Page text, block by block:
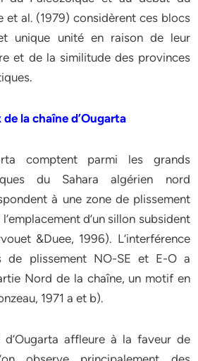
et al. (1979) considèrent ces blocs
unique unité en raison de leur
et de la similitude des provinces
la chaîne d’Ougarta
comptent parmi les grands
du Sahara algérien nord
à une zone de plissement
d’un sillon subsident
&Duee, 1996). L’interférence
de plissement NO-SE et E-O a
Nord de la chaîne, un motif en
1971 a et b).
affleure à la faveur de